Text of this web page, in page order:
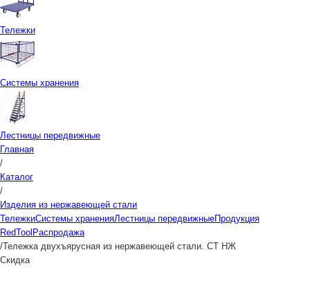
Тележки
Системы хранения
Лестницы передвижные
Главная
/
Каталог
/
Изделия из нержавеющей стали
ТележкиСистемы храненияЛестницы передвижныеПродукция
RedTool Распродажа
/Тележка двухъярусная из нержавеющей стали. СТ НЖ
Скидка